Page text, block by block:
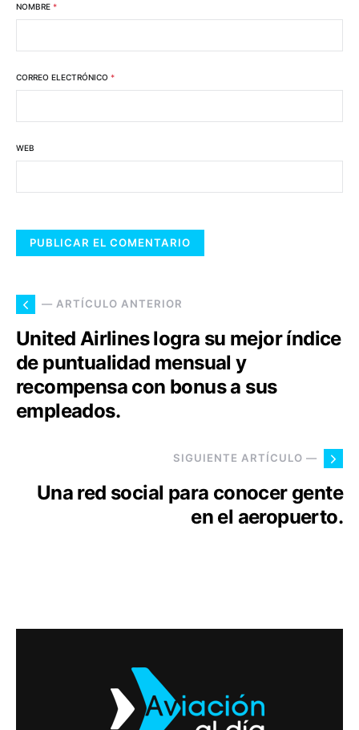
NOMBRE *
CORREO ELECTRÓNICO *
WEB
— ARTÍCULO ANTERIOR
United Airlines logra su mejor índice
de puntualidad mensual y
recompensa con bonus a sus
empleados.
SIGUIENTE ARTÍCULO —
Una red social para conocer gente
en el aeropuerto.